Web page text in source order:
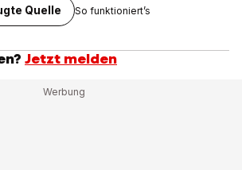
Quelle So funktioniert’s
Jetzt melden